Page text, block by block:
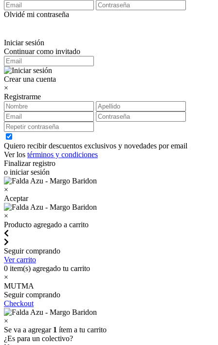
Olvidé mi contraseña
Iniciar sesión
Continuar como invitado
Crear una cuenta
×
Registrarme
Quiero recibir descuentos exclusivos y novedades por email
Ver los términos y condiciones
Finalizar registro
o iniciar sesión
×
Aceptar
×
Producto agregado a carrito
Seguir comprando
Ver carrito
0 item(s) agregado tu carrito
×
MUTMA
Seguir comprando
Checkout
×
Se va a agregar 1 ítem a tu carrito
¿Es para un colectivo?